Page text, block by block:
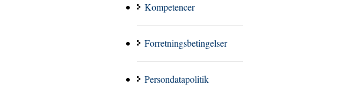
Kompetencer
Forretningsbetingelser
Persondatapolitik